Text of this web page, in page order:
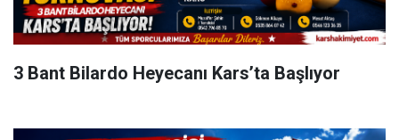
3 Bant Bilardo Heyecanı Kars’ta Başlıyor